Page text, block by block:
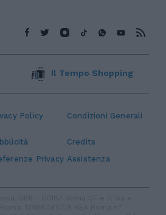
Policy Condizioni Generali
Credits
Privacy Assistenza
Il Tempo Shopping